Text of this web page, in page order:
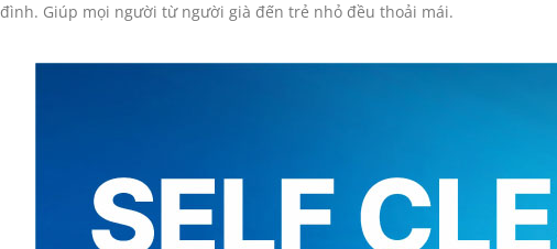
đình. Giúp mọi người từ người già đến trẻ nhỏ đều thoải mái.